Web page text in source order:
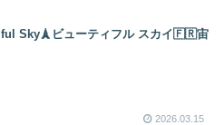
Sky🗼ビューティフル スカイ🇫🇷宙
2026.03.15